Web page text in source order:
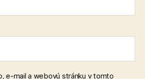
e-mail a webovú stránku v tomto